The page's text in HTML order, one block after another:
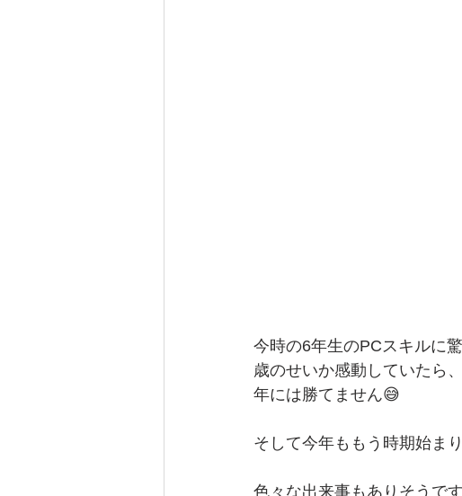
今時の6年生のPCスキルに
歳のせいか感動していたら
年には勝てません😅
そして今年ももう時期始まり
色々な出来事もありそうで